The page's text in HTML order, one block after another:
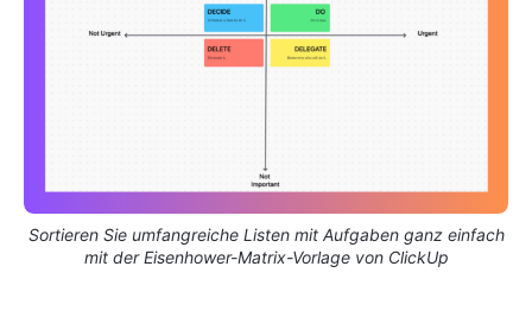
Sortieren Sie umfangreiche Listen mit Aufgaben ganz einfach
mit der Eisenhower-Matrix-Vorlage von ClickUp